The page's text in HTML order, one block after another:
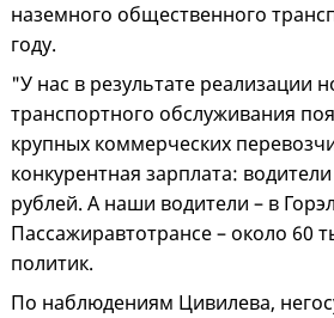
наземного общественного
году.
"У нас в результате реализации
транспортного обслуживания
крупных коммерческих
конкурентная зарплата:
рублей. А наши водители – в
Пассажиравтотрансе – около 60
политик.
По наблюдениям Цивилева,